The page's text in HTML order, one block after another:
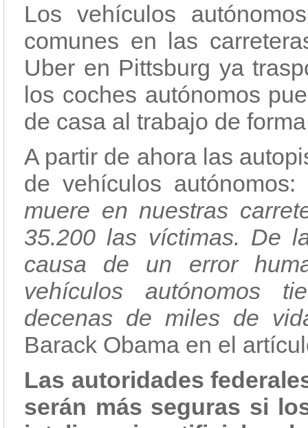
Los vehículos
comunes en las
Uber en Pittsburg ya
los coches autónomos
de casa al trabajo de
A partir de ahora las
de vehículos autónomos:
muere en nuestras
35.200 las víctimas. De
causa de un error
vehículos autónomos
decenas de miles de
Barack Obama en el
Las autoridades
serán más seguras si